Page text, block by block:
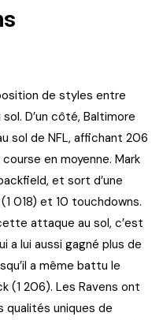
de styles entre
D’un côté, Baltimore
sol de NFL, affichant 206
en moyenne. Mark
et sort d’une
018) et 10 touchdowns.
attaque au sol, c’est
a lui aussi gagné plus de
a même battu le
(1 206). Les Ravens ont
uniques de